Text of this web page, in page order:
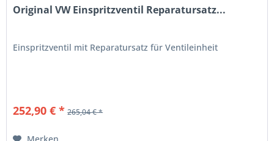
Original VW Einspritzventil Reparatursatz...
Einspritzventil mit Reparatursatz für Ventileinheit
252,90 € * 265,04 € *